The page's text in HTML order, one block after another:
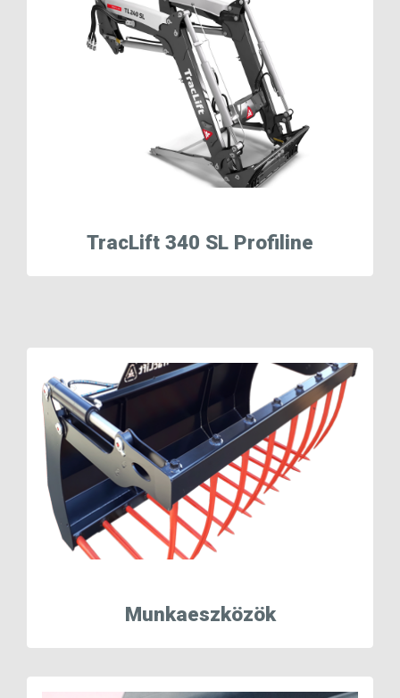
TracLift 340 SL Profiline
Munkaeszközök